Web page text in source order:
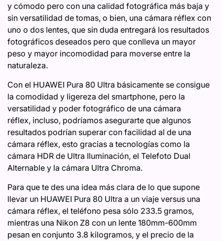
y cómodo pero con una calidad fotográfica más baja y
sin versatilidad de tomas, o bien, una cámara réflex con
uno o dos lentes, que sin duda entregará los resultados
fotográficos deseados pero que conlleva un mayor
peso y mayor incomodidad para moverse entre la
naturaleza.
Con el HUAWEI Pura 80 Ultra básicamente se consigue
la comodidad y ligereza del smartphone, pero la
versatilidad y poder fotográfico de una cámara
réflex, incluso, podríamos asegurarte que algunos
resultados podrían superar con facilidad al de una
cámara réflex, esto gracias a tecnologías como la
cámara HDR de Ultra Iluminación, el Telefoto Dual
Alternable y la cámara Ultra Chroma.
Para que te des una idea más clara de lo que supone
llevar un HUAWEI Pura 80 Ultra a un viaje versus una
cámara réflex, el teléfono pesa sólo 233.5 gramos,
mientras una Nikon Z8 con un lente 180mm-600mm
pesan en conjunto 3.8 kilogramos, y el precio de la